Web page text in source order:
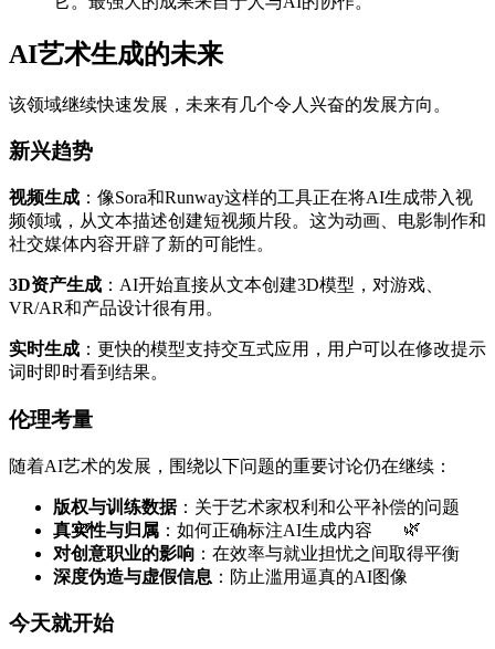
🌿 🌿
AI艺术生成的未来
该领域继续快速发展，未来有几个令人兴奋的发展方向。
新兴趋势
视频生成 ：像Sora和Runway这样的工具正在将AI生成带入视
频领域，从文本描述创建短视频片段。这为动画、电影制作和
社交媒体内容开辟了新的可能性。
3D资产生成 ：AI开始直接从文本创建3D模型，对游戏、
VR/AR和产品设计很有用。
实时生成 ：更快的模型支持交互式应用，用户可以在修改提示
词时即时看到结果。
伦理考量
随着AI艺术的发展，围绕以下问题的重要讨论仍在继续：
版权与训练数据：关于艺术家权利和公平补偿的问题
真实性与归属 ：如何正确标注AI生成内容
对创意职业的影响 ：在效率与就业担忧之间取得平衡
深度伪造与虚假信息 ：防止滥用逼真的AI图像
今天就开始